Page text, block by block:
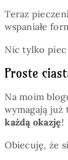
Teraz
wspaniałe
Nic tylko piec
Proste
Na moim
wymagają
każdą okazję!
Obiecuję, że